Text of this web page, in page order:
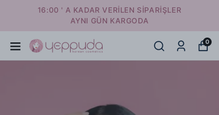
16:00 ' A KADAR VERİLEN SİPARİŞLER
AYNI GÜN KARGODA
0